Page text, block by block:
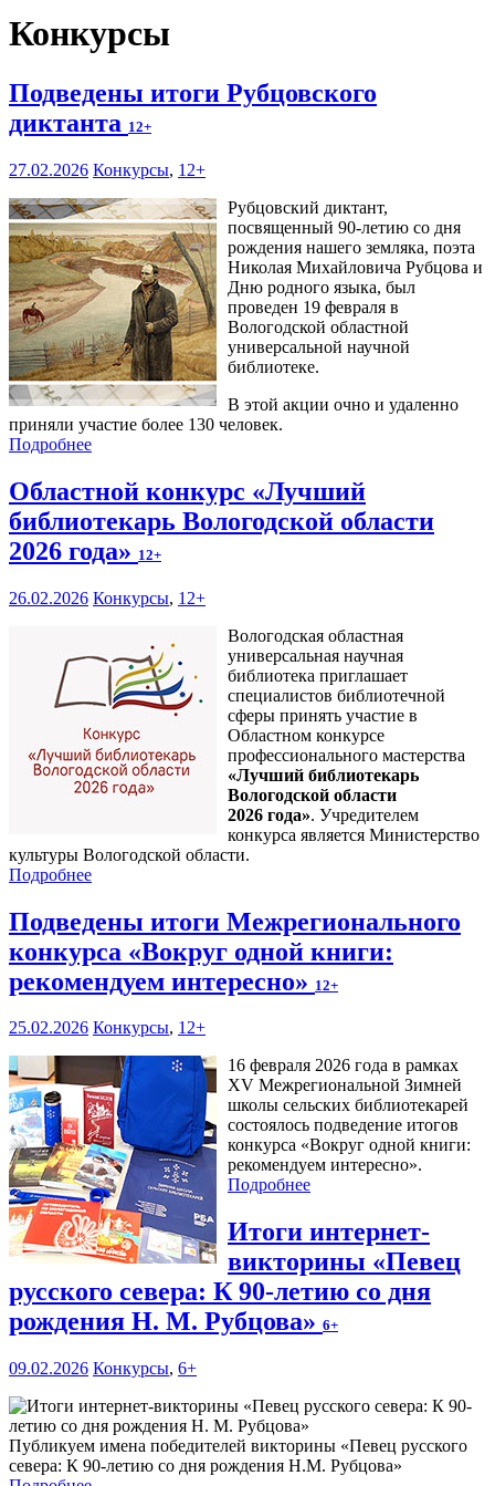
Конкурсы
Подведены итоги Рубцовского
диктанта 12+
27.02.2026 Конкурсы, 12+
Рубцовский диктант,
посвященный 90-летию со дня
рождения нашего земляка, поэта
Николая Михайловича Рубцова и
Дню родного языка, был
проведен 19 февраля в
Вологодской областной
универсальной научной
библиотеке.
В этой акции очно и удаленно
приняли участие более 130 человек.
Подробнее
Областной конкурс «Лучший
библиотекарь Вологодской области
2026 года» 12+
26.02.2026 Конкурсы, 12+
Вологодская областная
универсальная научная
библиотека приглашает
специалистов библиотечной
сферы принять участие в
Областном конкурсе
профессионального мастерства
«Лучший библиотекарь
Вологодской области
2026 года». Учредителем
конкурса является Министерство
культуры Вологодской области.
Подробнее
Подведены итоги Межрегионального
конкурса «Вокруг одной книги:
рекомендуем интересно» 12+
25.02.2026 Конкурсы, 12+
16 февраля 2026 года в рамках
XV Межрегиональной Зимней
школы сельских библиотекарей
состоялось подведение итогов
конкурса «Вокруг одной книги:
рекомендуем интересно».
Подробнее
Итоги интернет-
викторины «Певец
русского севера: К 90-летию со дня
рождения Н. М. Рубцова» 6+
09.02.2026 Конкурсы, 6+
Публикуем имена победителей викторины «Певец русского
севера: К 90-летию со дня рождения Н.М. Рубцова»